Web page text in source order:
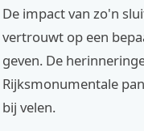
De impact van zo'n
vertrouwt op een
geven. De
Rijksmonumentale
bij velen.